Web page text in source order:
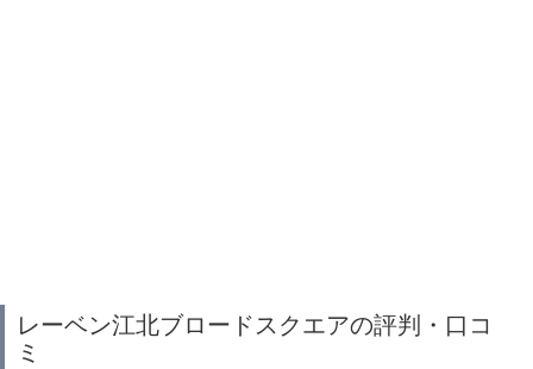
レーベン江北ブロードスクエアの評判・口コ
ミ